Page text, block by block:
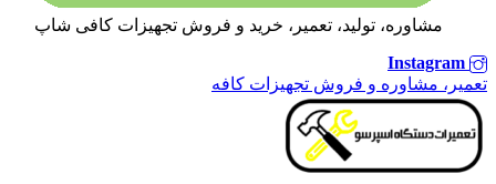
مشاوره، تولید، تعمیر، خرید و فروش تجهیزات کافی شاپ
Instagram
تعمیر، مشاوره و فروش تجهیزات کافه